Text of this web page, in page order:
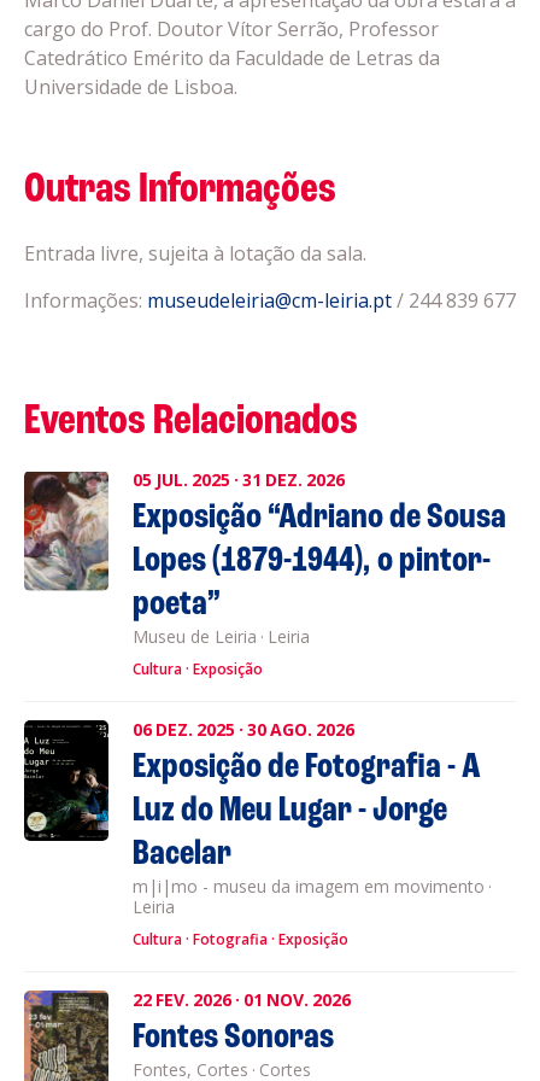
cargo do Prof. Doutor Vítor Serrão, Professor
Catedrático Emérito da Faculdade de Letras da
Universidade de Lisboa.
Outras Informações
Entrada livre, sujeita à lotação da sala.
Informações: museudeleiria@cm-leiria.pt/ 244 839 677
Eventos Relacionados
05 JUL. 2025 · 31 DEZ. 2026
Exposição “Adriano de Sousa
Lopes (1879-1944), o pintor-
poeta”
Museu de Leiria · Leiria
Cultura Exposição
06 DEZ. 2025 · 30AGO. 2026
Exposição de Fotografia - A
Luz do Meu Lugar - Jorge
Bacelar
m|i|mo - museu da imagem em movimento ·
Leiria
Cultura Fotografia Exposição
22 FEV. 2026 · 01 NOV. 2026
Fontes Sonoras
Fontes, Cortes · Cortes